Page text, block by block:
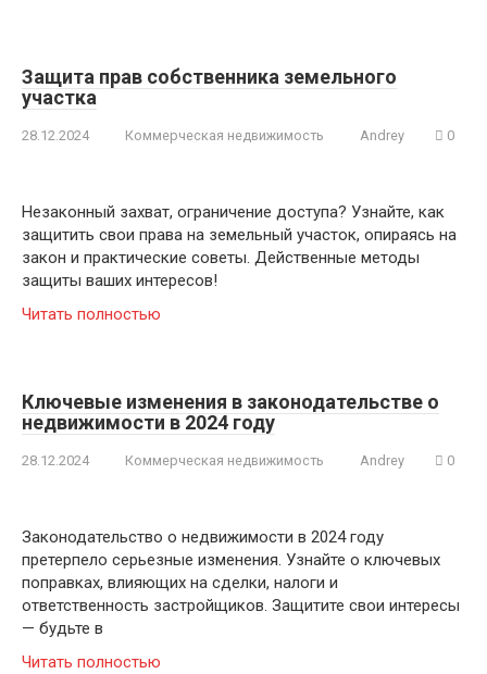
Защита прав собственника земельного
участка
28.12.2024 Коммерческая недвижимость Andrey 0
Незаконный захват, ограничение доступа? Узнайте, как
защитить свои права на земельный участок, опираясь на
закон и практические советы. Действенные методы
защиты ваших интересов!
Читать полностью
Ключевые изменения в законодательстве о
недвижимости в 2024 году
28.12.2024 Коммерческая недвижимость Andrey 0
Законодательство о недвижимости в 2024 году
претерпело серьезные изменения. Узнайте о ключевых
поправках, влияющих на сделки, налоги и
ответственность застройщиков. Защитите свои интересы
— будьте в
Читать полностью